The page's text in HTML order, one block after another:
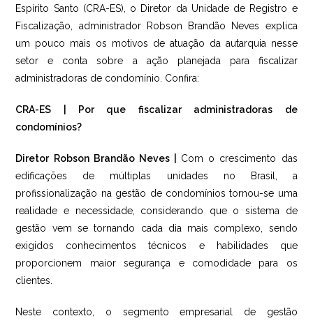
Espírito Santo (CRA-ES), o Diretor da Unidade de Registro e
Fiscalização, administrador Robson Brandão Neves explica
um pouco mais os motivos de atuação da autarquia nesse
setor e conta sobre a ação planejada para fiscalizar
administradoras de condomínio. Confira:
CRA-ES | Por que fiscalizar administradoras de
condomínios?
Diretor Robson Brandão Neves | Com o crescimento das
edificações de múltiplas unidades no Brasil, a
profissionalização na gestão de condomínios tornou-se uma
realidade e necessidade, considerando que o sistema de
gestão vem se tornando cada dia mais complexo, sendo
exigidos conhecimentos técnicos e habilidades que
proporcionem maior segurança e comodidade para os
clientes.
Neste contexto, o segmento empresarial de gestão